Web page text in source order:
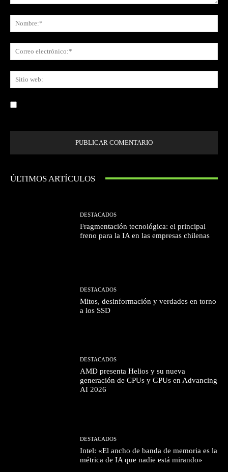
ÚLTIMOS ARTÍCULOS
DESTACADOS
Fragmentación tecnológica: el principal
freno para la IA en las empresas chilenas
DESTACADOS
Mitos, desinformación y verdades en torno
a los SSD
DESTACADOS
AMD presenta Helios y su nueva
generación de CPUs y GPUs en Advancing
AI 2026
DESTACADOS
Intel: «El ancho de banda de memoria es la
métrica de IA que nadie está mirando»